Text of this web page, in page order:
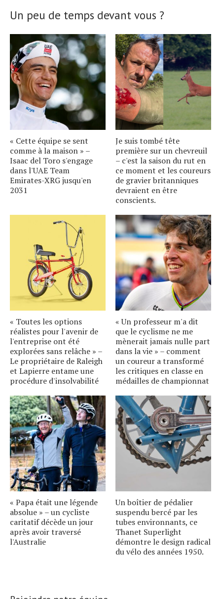
Un peu de temps devant vous ?
« Cette équipe se sent
comme à la maison » –
Isaac del Toro s'engage
dans l'UAE Team
Emirates-XRG jusqu'en
2031
Je suis tombé tête
première sur un chevreuil
– c'est la saison du rut en
ce moment et les coureurs
de gravier britanniques
devraient en être
conscients.
« Toutes les options
réalistes pour l'avenir de
l'entreprise ont été
explorées sans relâche » –
Le propriétaire de Raleigh
et Lapierre entame une
procédure d'insolvabilité
« Un professeur m'a dit
que le cyclisme ne me
mènerait jamais nulle part
dans la vie » – comment
un coureur a transformé
les critiques en classe en
médailles de championnat
« Papa était une légende
absolue » – un cycliste
caritatif décède un jour
après avoir traversé
l'Australie
Un boîtier de pédalier
suspendu bercé par les
tubes environnants, ce
Thanet Superlight
démontre le design radical
du vélo des années 1950.